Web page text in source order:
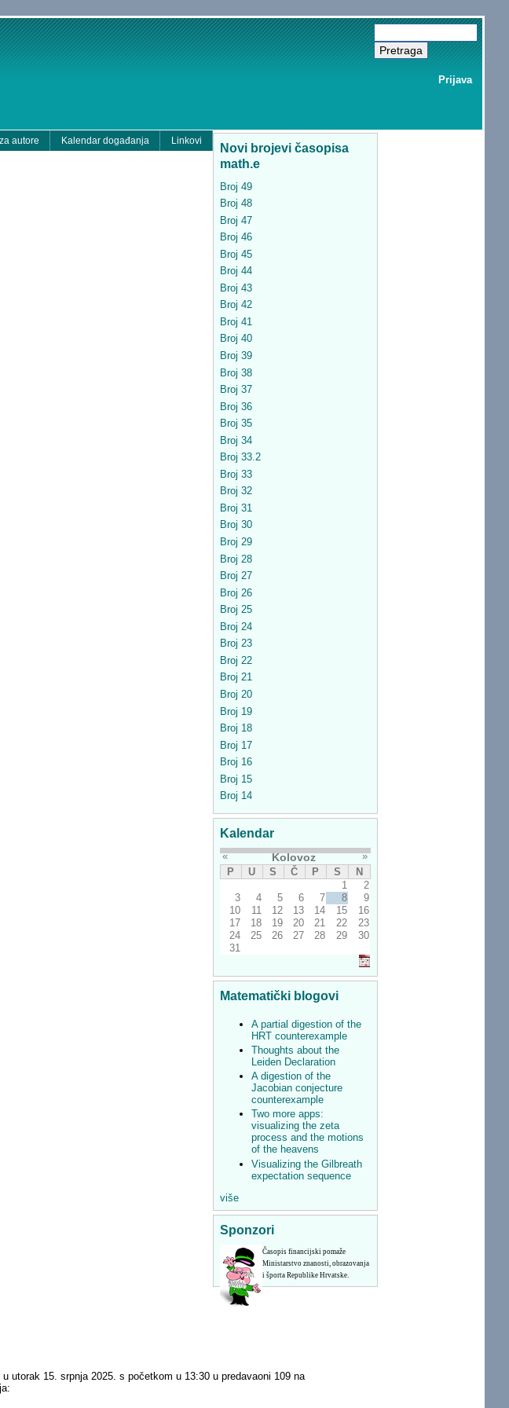
Prijava
autore Kalendar događanja Linkovi
Novi brojevi časopisa
math.e
Broj 49
Broj 48
Broj 47
Broj 46
Broj 45
Broj 44
Broj 43
Broj 42
Broj 41
Broj 40
Broj 39
Broj 38
Broj 37
Broj 36
Broj 35
Broj 34
Broj 33.2
Broj 33
Broj 32
Broj 31
Broj 30
Broj 29
Broj 28
Broj 27
Broj 26
Broj 25
Broj 24
Broj 23
Broj 22
Broj 21
Broj 20
Broj 19
Broj 18
Broj 17
Broj 16
Broj 15
Broj 14
Kalendar
« Kolovoz
»
P
U S Č P S
N
1
2
3
4 5 6 7 8
9
10
11 12 13 14 15
16
17
18 19 20 21 22
23
24
25 26 27 28 29
30
31
Matematički blogovi
A partial digestion of the
HRT counterexample
Thoughts about the
Leiden Declaration
A digestion of the
Jacobian conjecture
counterexample
Two more apps:
visualizing the zeta
process and the motions
of the heavens
Visualizing the Gilbreath
expectation sequence
više
Sponzori
Časopis financijski pomaže
Ministarstvo znanosti, obrazovanja
i športa Republike Hrvatske.
u utorak 15. srpnja 2025. s početkom u 13:30 u predavaoni 109 na